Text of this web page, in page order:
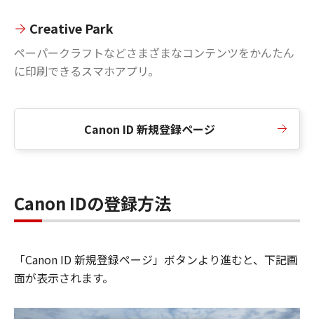
Creative Park
ペーパークラフトなどさまざまなコンテンツをかんたん
に印刷できるスマホアプリ。
Canon ID 新規登録ページ
Canon IDの登録方法
「Canon ID 新規登録ページ」ボタンより進むと、下記画
面が表示されます。